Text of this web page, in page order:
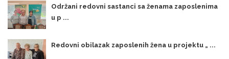
Održani redovni sastanci sa ženama zaposlenima
u p ...
Redovni obilazak zaposlenih žena u projektu „ ...